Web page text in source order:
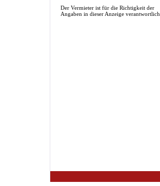
Der Vermieter ist für die Richtigkeit der
Angaben in dieser Anzeige verantwortlich.